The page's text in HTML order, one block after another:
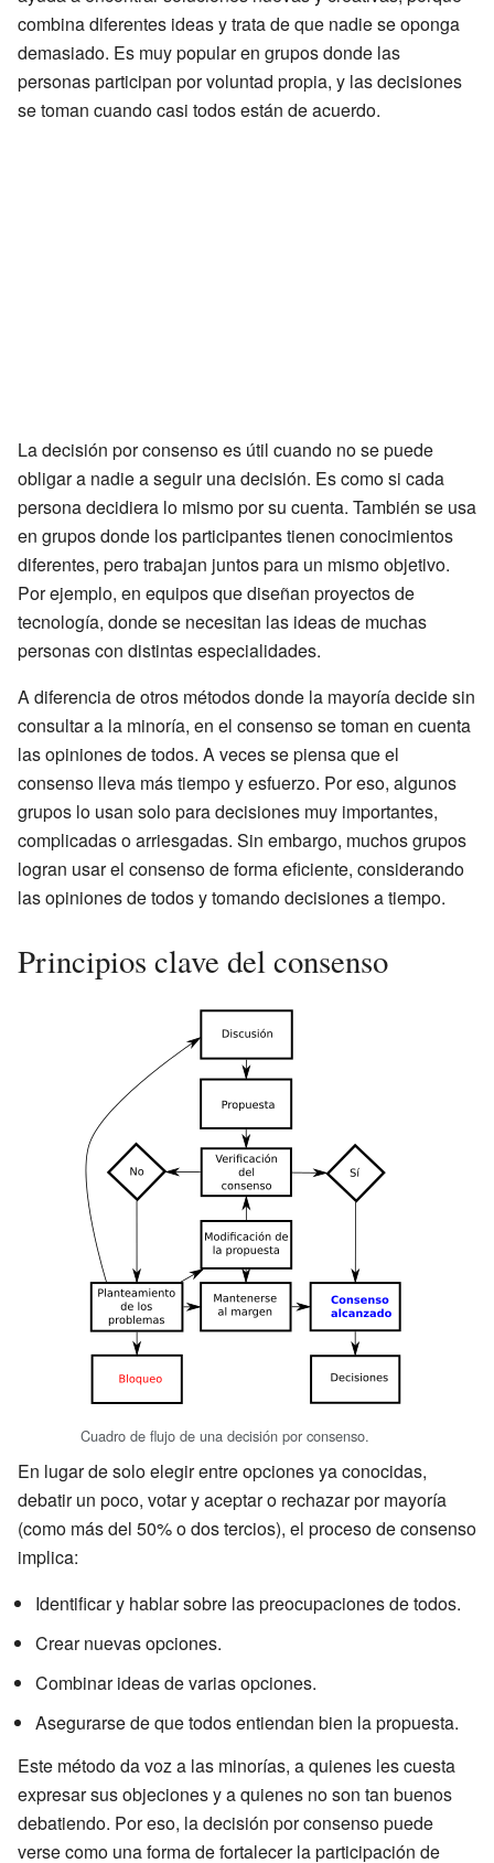
combina diferentes ideas y trata de que nadie se oponga
demasiado. Es muy popular en grupos donde las
personas participan por voluntad propia, y las decisiones
se toman cuando casi todos están de acuerdo.
La decisión por consenso es útil cuando no se puede
obligar a nadie a seguir una decisión. Es como si cada
persona decidiera lo mismo por su cuenta. También se usa
en grupos donde los participantes tienen conocimientos
diferentes, pero trabajan juntos para un mismo objetivo.
Por ejemplo, en equipos que diseñan proyectos de
tecnología, donde se necesitan las ideas de muchas
personas con distintas especialidades.
A diferencia de otros métodos donde la mayoría decide sin
consultar a la minoría, en el consenso se toman en cuenta
las opiniones de todos. A veces se piensa que el
consenso lleva más tiempo y esfuerzo. Por eso, algunos
grupos lo usan solo para decisiones muy importantes,
complicadas o arriesgadas. Sin embargo, muchos grupos
logran usar el consenso de forma eficiente, considerando
las opiniones de todos y tomando decisiones a tiempo.
Principios clave del consenso
Cuadro de flujo de una decisión por consenso.
En lugar de solo elegir entre opciones ya conocidas,
debatir un poco, votar y aceptar o rechazar por mayoría
(como más del 50% o dos tercios), el proceso de consenso
implica:
Identificar y hablar sobre las preocupaciones de todos.
Crear nuevas opciones.
Combinar ideas de varias opciones.
Asegurarse de que todos entiendan bien la propuesta.
Este método da voz a las minorías, a quienes les cuesta
expresar sus objeciones y a quienes no son tan buenos
debatiendo. Por eso, la decisión por consenso puede
verse como una forma de fortalecer la participación de